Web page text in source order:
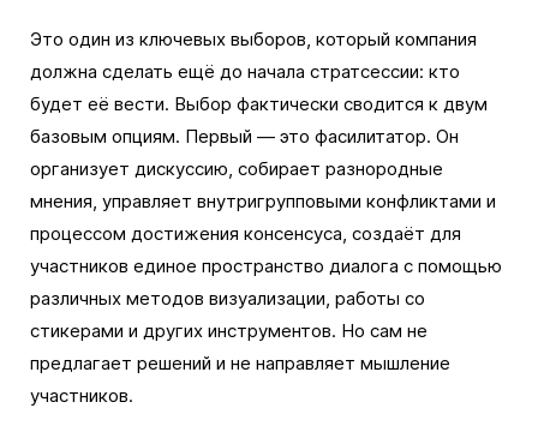
Это один из ключевых выборов, который компания
должна сделать ещё до начала стратсессии: кто
будет её вести. Выбор фактически сводится к двум
базовым опциям. Первый — это фасилитатор. Он
организует дискуссию, собирает разнородные
мнения, управляет внутригрупповыми конфликтами и
процессом достижения консенсуса, создаёт для
участников единое пространство диалога с помощью
различных методов визуализации, работы со
стикерами и других инструментов. Но сам не
предлагает решений и не направляет мышление
участников.